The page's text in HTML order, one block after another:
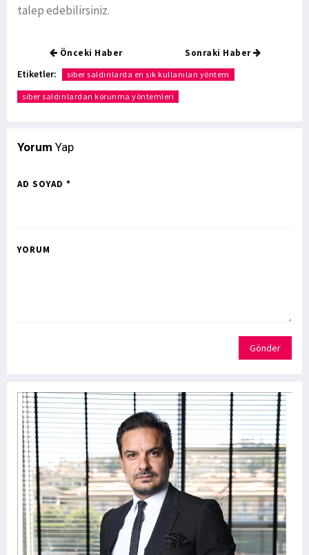
talep edebilirsiniz.
Önceki Haber Sonraki Haber
Etiketler: siber saldırılarda en sık kullanılan yöntem
siber saldırılardan korunma yöntemleri
Yorum Yap
AD SOYAD *
YORUM
Gönder